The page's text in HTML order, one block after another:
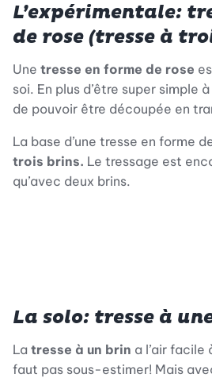
L’expérimentale:
de rose (tresse à
Une tresse en forme de rose
soi. En plus d’être super simple
de pouvoir être découpée en
La base d’une tresse en forme
trois brins. Le tressage est
qu’avec deux brins.
La solo: tresse à
La tresse à un brin a l’air facile
faut pas sous-estimer! Mais